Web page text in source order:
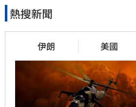
熱搜新聞
伊朗 美國